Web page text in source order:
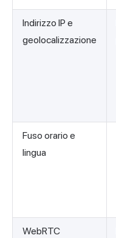
Indirizzo IP e
geolocalizzazione
Fuso orario e
lingua
WebRTC